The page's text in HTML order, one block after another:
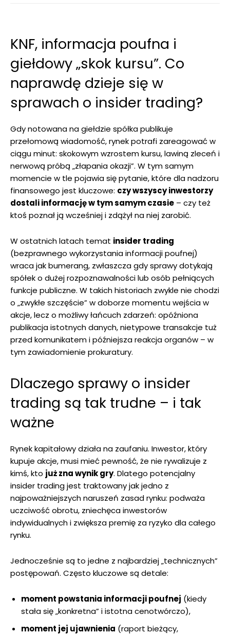
KNF, informacja poufna i
giełdowy „skok kursu”. Co
naprawdę dzieje się w
sprawach o insider trading?
Gdy notowana na giełdzie spółka publikuje
przełomową wiadomość, rynek potrafi zareagować w
ciągu minut: skokowym wzrostem kursu, lawiną zleceń i
nerwową próbą „złapania okazji”. W tym samym
momencie w tle pojawia się pytanie, które dla nadzoru
finansowego jest kluczowe: czy wszyscy inwestorzy
dostali informację w tym samym czasie – czy też
ktoś poznał ją wcześniej i zdążył na niej zarobić.
W ostatnich latach temat insider trading
(bezprawnego wykorzystania informacji poufnej)
wraca jak bumerang, zwłaszcza gdy sprawy dotykają
spółek o dużej rozpoznawalności lub osób pełniących
funkcje publiczne. W takich historiach zwykle nie chodzi
o „zwykłe szczęście” w doborze momentu wejścia w
akcje, lecz o możliwy łańcuch zdarzeń: opóźniona
publikacja istotnych danych, nietypowe transakcje tuż
przed komunikatem i późniejsza reakcja organów – w
tym zawiadomienie prokuratury.
Dlaczego sprawy o insider
trading są tak trudne – i tak
ważne
Rynek kapitałowy działa na zaufaniu. Inwestor, który
kupuje akcje, musi mieć pewność, że nie rywalizuje z
kimś, kto już zna wynik gry. Dlatego potencjalny
insider trading jest traktowany jak jedno z
najpoważniejszych naruszeń zasad rynku: podważa
uczciwość obrotu, zniechęca inwestorów
indywidualnych i zwiększa premię za ryzyko dla całego
rynku.
Jednocześnie są to jedne z najbardziej „technicznych”
postępowań. Często kluczowe są detale:
moment powstania informacji poufnej (kiedy
stała się „konkretna” i istotna cenotwórczo),
moment jej ujawnienia (raport bieżący,